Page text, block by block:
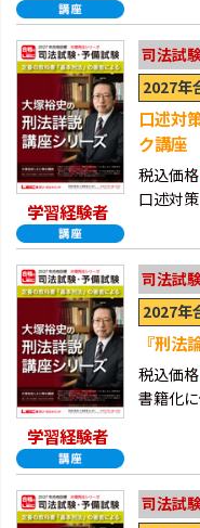
学習経験者
司法試
2027年
口述対
ク講座
税込価格
口述対
学習経験者
司法試
2027年
『刑法
税込価格
書籍化
司法試